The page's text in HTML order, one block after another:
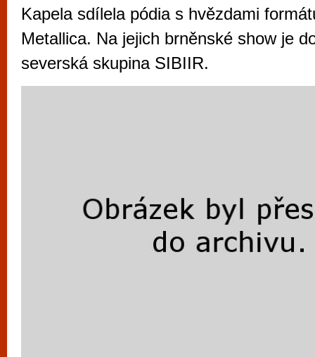
Kapela sdílela pódia s hvězdami
Metallica. Na jejich brněnské show je
severská skupina SIBIIR.
vyzkoušet různé kasinové hry. V
metropoli naleznete širokou nabídku her
po moderní automaty jak pro pravidelné
příležitostné hráče. V...